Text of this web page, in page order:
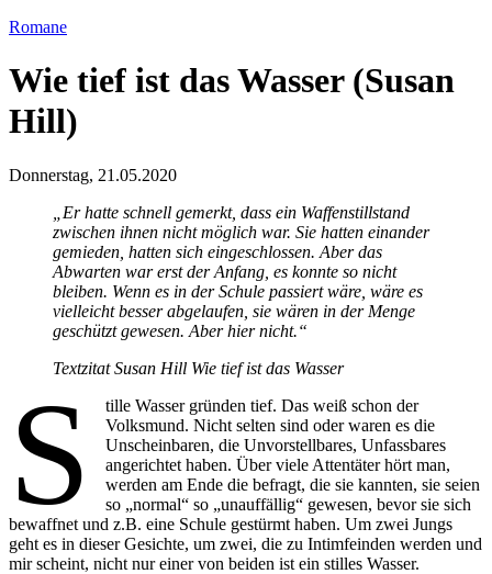
Romane
Wie tief ist das Wasser (Susan
Hill)
Donnerstag, 21.05.2020
„Er hatte schnell gemerkt, dass ein Waffenstillstand
zwischen ihnen nicht möglich war. Sie hatten einander
gemieden, hatten sich eingeschlossen. Aber das
Abwarten war erst der Anfang, es konnte so nicht
bleiben. Wenn es in der Schule passiert wäre, wäre es
vielleicht besser abgelaufen, sie wären in der Menge
geschützt gewesen. Aber hier nicht.“
Textzitat Susan Hill Wie tief ist das Wasser
S
tille Wasser gründen tief. Das weiß schon der
Volksmund. Nicht selten sind oder waren es die
Unscheinbaren, die Unvorstellbares, Unfassbares
angerichtet haben. Über viele Attentäter hört man,
werden am Ende die befragt, die sie kannten, sie seien
so „normal“ so „unauffällig“ gewesen, bevor sie sich
bewaffnet und z.B. eine Schule gestürmt haben. Um zwei Jungs
geht es in dieser Gesichte, um zwei, die zu Intimfeinden werden und
mir scheint, nicht nur einer von beiden ist ein stilles Wasser.